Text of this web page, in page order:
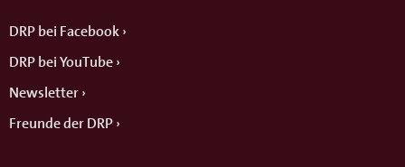
DRP bei Facebook
DRP bei YouTube
Newsletter
Freunde der DRP